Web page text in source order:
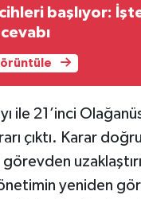
başlıyor:
ile 21’inci
çıktı. Karar
yeniden